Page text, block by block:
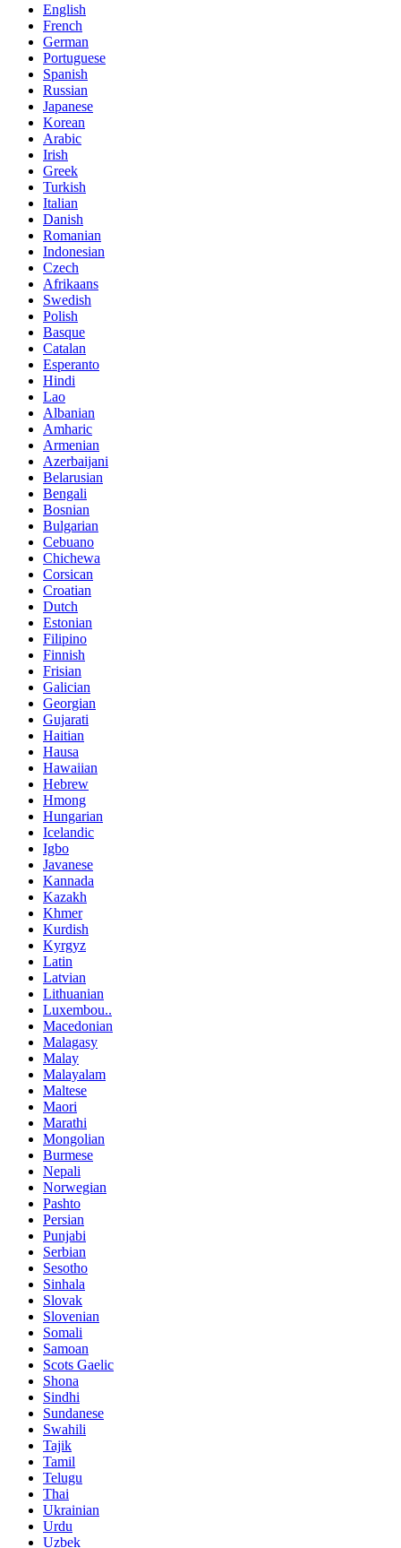
English
French
German
Portuguese
Spanish
Russian
Japanese
Korean
Arabic
Irish
Greek
Turkish
Italian
Danish
Romanian
Indonesian
Czech
Afrikaans
Swedish
Polish
Basque
Catalan
Esperanto
Hindi
Lao
Albanian
Amharic
Armenian
Azerbaijani
Belarusian
Bengali
Bosnian
Bulgarian
Cebuano
Chichewa
Corsican
Croatian
Dutch
Estonian
Filipino
Finnish
Frisian
Galician
Georgian
Gujarati
Haitian
Hausa
Hawaiian
Hebrew
Hmong
Hungarian
Icelandic
Igbo
Javanese
Kannada
Kazakh
Khmer
Kurdish
Kyrgyz
Latin
Latvian
Lithuanian
Luxembou..
Macedonian
Malagasy
Malay
Malayalam
Maltese
Maori
Marathi
Mongolian
Burmese
Nepali
Norwegian
Pashto
Persian
Punjabi
Serbian
Sesotho
Sinhala
Slovak
Slovenian
Somali
Samoan
Scots Gaelic
Shona
Sindhi
Sundanese
Swahili
Tajik
Tamil
Telugu
Thai
Ukrainian
Urdu
Uzbek